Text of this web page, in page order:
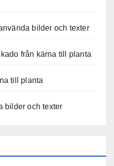
bilder och texter
från kärna till planta
till planta
bilder och texter